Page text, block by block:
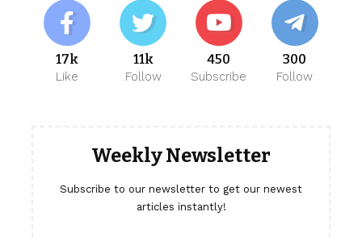
17k
Like
11k
Follow
450
Subscribe
300
Follow
Weekly Newsletter
Subscribe to our newsletter to get our newest
articles instantly!